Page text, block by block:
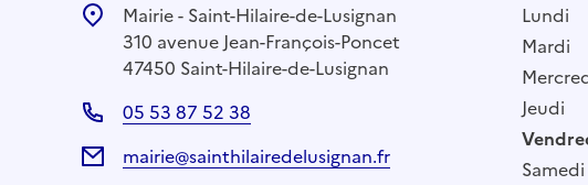
Mairie - Saint-Hilaire-de-Lusignan
310 avenue Jean-François-Poncet
47450 Saint-Hilaire-de-Lusignan
05 53 87 52 38
mairie@sainthilairedelusignan.fr
Lundi
Mardi
Jeudi
Samedi